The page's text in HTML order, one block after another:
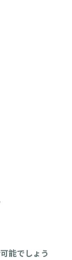
能でしょう